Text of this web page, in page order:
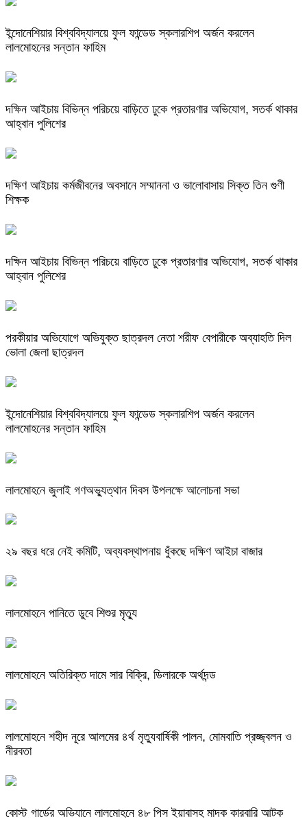
ইন্দোনেশিয়ার বিশ্ববিদ্যালয়ে ফুল ফান্ডেড স্কলারশিপ অর্জন করলেন
লালমোহনের সন্তান ফাহিম
দক্ষিন আইচায় ‎বিভিন্ন পরিচয়ে বাড়িতে ঢুকে প্রতারণার অভিযোগ, সতর্ক থাকার
আহ্বান পুলিশের
দক্ষিণ আইচায় কর্মজীবনের অবসানে সম্মাননা ও ভালোবাসায় সিক্ত তিন গুণী
শিক্ষক
দক্ষিন আইচায় ‎বিভিন্ন পরিচয়ে বাড়িতে ঢুকে প্রতারণার অভিযোগ, সতর্ক থাকার
আহ্বান পুলিশের
পরকীয়ার অভিযোগে অভিযুক্ত ছাত্রদল নেতা শরীফ বেপারীকে অব্যাহতি দিল
ভোলা জেলা ছাত্রদল
ইন্দোনেশিয়ার বিশ্ববিদ্যালয়ে ফুল ফান্ডেড স্কলারশিপ অর্জন করলেন
লালমোহনের সন্তান ফাহিম
লালমোহনে জুলাই গণঅভ্যুত্থান দিবস উপলক্ষে আলোচনা সভা
২৯ বছর ধরে নেই কমিটি, অব্যবস্থাপনায় ধুঁকছে দক্ষিণ আইচা বাজার
লালমোহনে পানিতে ডুবে শিশুর মৃত্যু
লালমোহনে অতিরিক্ত দামে সার বিক্রি, ডিলারকে অর্থদন্ড
লালমোহনে শহীদ নূরে আলমের ৪র্থ মৃত্যুবার্ষিকী পালন, মোমবাতি প্রজ্জ্বলন ও
নীরবতা
কোস্ট গার্ডের অভিযানে লালমোহনে ৪৮ পিস ইয়াবাসহ মাদক কারবারি আটক